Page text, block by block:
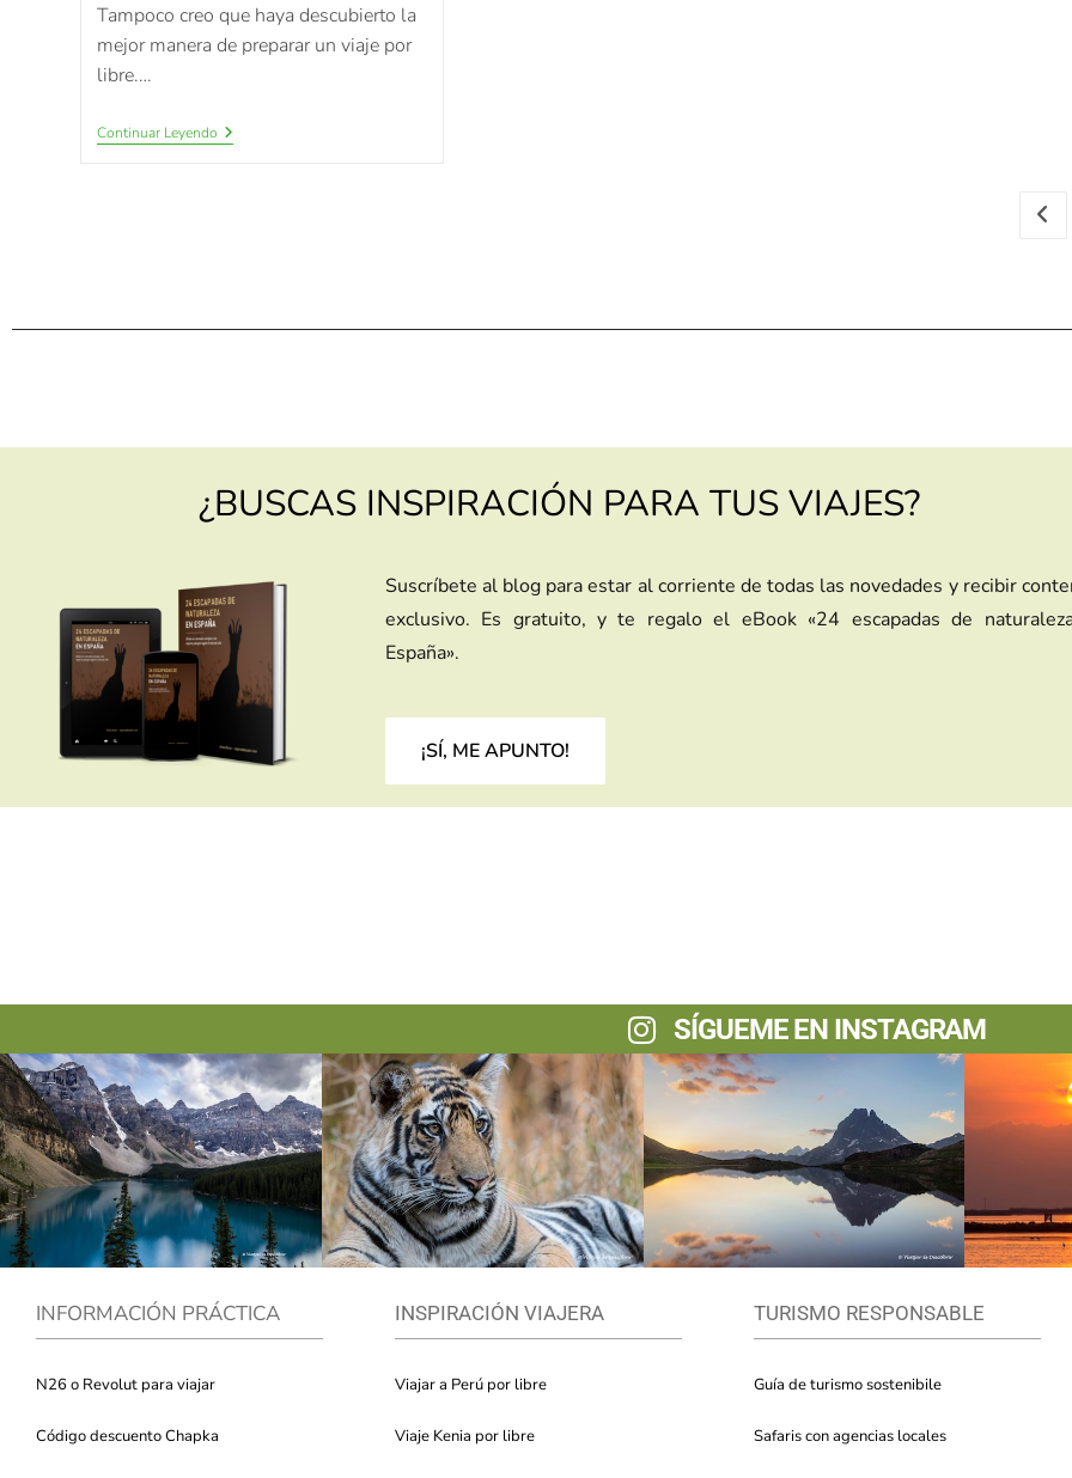
Tampoco creo que haya descubierto la
mejor manera de preparar un viaje por
libre.…
Continuar Leyendo
¿BUSCAS INSPIRACIÓN PARA TUS VIAJES?
Suscríbete al blog para estar al corriente de todas las novedades y recibir
exclusivo. Es gratuito, y te regalo el eBook «24 escapadas de
España».
¡SÍ, ME APUNTO!
SÍGUEME EN INSTAGRAM
INFORMACIÓN PRÁCTICA
N26 o Revolut para viajar
Código descuento Chapka
INSPIRACIÓN VIAJERA
Viajar a Perú por libre
Viaje Kenia por libre
TURISMO RESPONSABLE
Guía de turismo sostenibile
Safaris con agencias locales